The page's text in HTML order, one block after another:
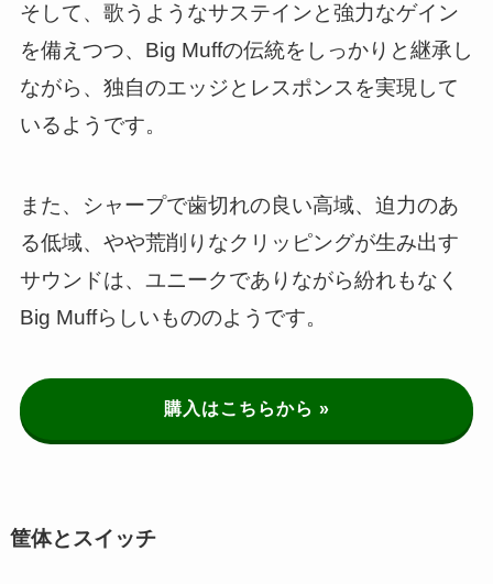
そして、歌うようなサステインと強力なゲイン
を備えつつ、Big Muffの伝統をしっかりと継承し
ながら、独自のエッジとレスポンスを実現して
いるようです。
また、シャープで歯切れの良い高域、迫力のあ
る低域、やや荒削りなクリッピングが生み出す
サウンドは、ユニークでありながら紛れもなく
Big Muffらしいもののようです。
購入はこちらから »
筐体とスイッチ